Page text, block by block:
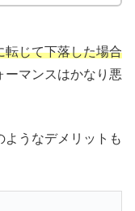
転じて下落した場合
ーマンスはかなり悪
ようなデメリットも